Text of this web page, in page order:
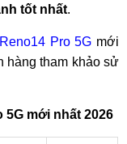
tốt nhất.
Pro 5G mới
hàng tham khảo sử
5G mới nhất 2026